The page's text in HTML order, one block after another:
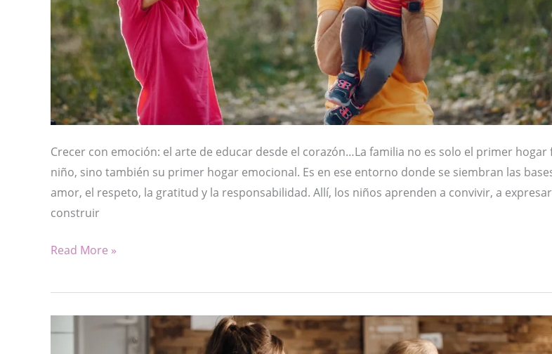
Crecer con emoción: el arte de educar desde el corazón…La familia no es solo el primer hogar
niño, sino también su primer hogar emocional. Es en ese entorno donde se siembran las
amor, el respeto, la gratitud y la responsabilidad. Allí, los niños aprenden a convivir, a
construir
CRECER
EMOCIÓN
Read More »